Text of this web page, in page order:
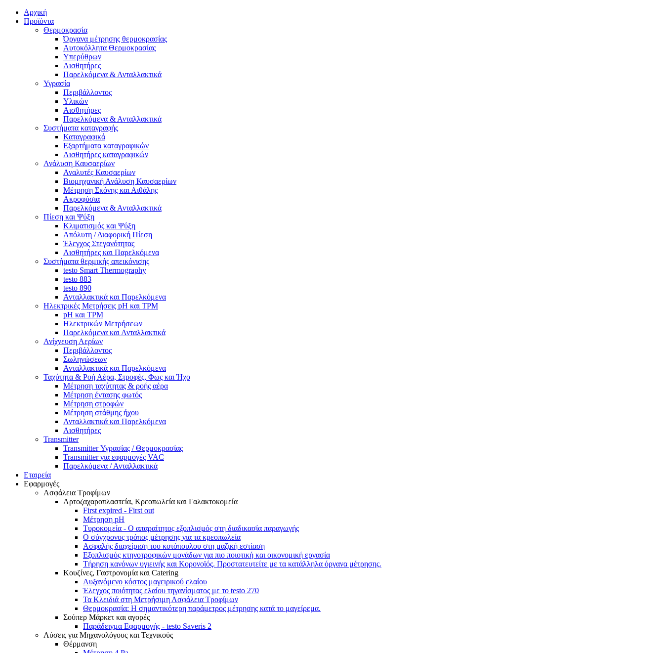
Αρχική
Προϊόντα
Θερμοκρασία
Όργανα μέτρησης θερμοκρασίας
Αυτοκόλλητα Θερμοκρασίας
Υπερύθρων
Αισθητήρες
Παρελκόμενα & Ανταλλακτικά
Υγρασία
Περιβάλλοντος
Υλικών
Αισθητήρες
Παρελκόμενα & Ανταλλακτικά
Συστήματα καταγραφής
Καταγραφικά
Εξαρτήματα καταγραφικών
Αισθητήρες καταγραφικών
Ανάλυση Καυσαερίων
Αναλυτές Καυσαερίων
Βιομηχανική Ανάλυση Καυσαερίων
Μέτρηση Σκόνης και Αιθάλης
Ακροφύσια
Παρελκόμενα & Ανταλλακτικά
Πίεση και Ψύξη
Κλιματισμός και Ψύξη
Απόλυτη / Διαφορική Πίεση
Έλεγχος Στεγανότητας
Αισθητήρες και Παρελκόμενα
Συστήματα θερμικής απεικόνισης
testo Smart Thermography
testo 883
testo 890
Ανταλλακτικά και Παρελκόμενα
Ηλεκτρικές Μετρήσεις pH και TPM
pH και TPM
Ηλεκτρικών Μετρήσεων
Παρελκόμενα και Ανταλλακτικά
Ανίχνευση Αερίων
Περιβάλλοντος
Σωληνώσεων
Ανταλλακτικά και Παρελκόμενα
Ταχύτητα & Ροή Αέρα, Στροφές, Φως και Ήχο
Μέτρηση ταχύτητας & ροής αέρα
Μέτρηση έντασης φωτός
Μέτρηση στροφών
Μέτρηση στάθμης ήχου
Ανταλλακτικά και Παρελκόμενα
Αισθητήρες
Transmitter
Transmitter Υγρασίας / Θερμοκρασίας
Transmitter για εφαρμογές VAC
Παρελκόμενα / Ανταλλακτικά
Εταιρεία
Εφαρμογές
Ασφάλεια Τροφίμων
Αρτοζαχαροπλαστεία, Κρεοπωλεία και Γαλακτοκομεία
First expired - First out
Μέτρηση pH
Τυροκομεία - Ο απαραίτητος εξοπλισμός στη διαδικασία παραγωγής
Ο σύγχρονος τρόπος μέτρησης για τα κρεοπωλεία
Ασφαλής διαχείριση του κοτόπουλου στη μαζική εστίαση
Εξοπλισμός κτηνοτροφικών μονάδων για πιο ποιοτική και οικονομική εργασία
Τήρηση κανόνων υγιεινής και Κορονοϊός. Προστατευτείτε με τα κατάλληλα όργανα μέτρησης.
Κουζίνες, Γαστρονομία και Catering
Αυξανόμενο κόστος μαγειρικού ελαίου
Έλεγχος ποιότητας ελαίου τηγανίσματος με το testo 270
Τα Κλειδιά στη Μετρήσιμη Ασφάλεια Τροφίμων
Θερμοκρασία: Η σημαντικότερη παράμετρος μέτρησης κατά το μαγείρεμα.
Σούπερ Μάρκετ και αγορές
Παράδειγμα Εφαρμογής - testo Saveris 2
Λύσεις για Μηχανολόγους και Τεχνικούς
Θέρμανση